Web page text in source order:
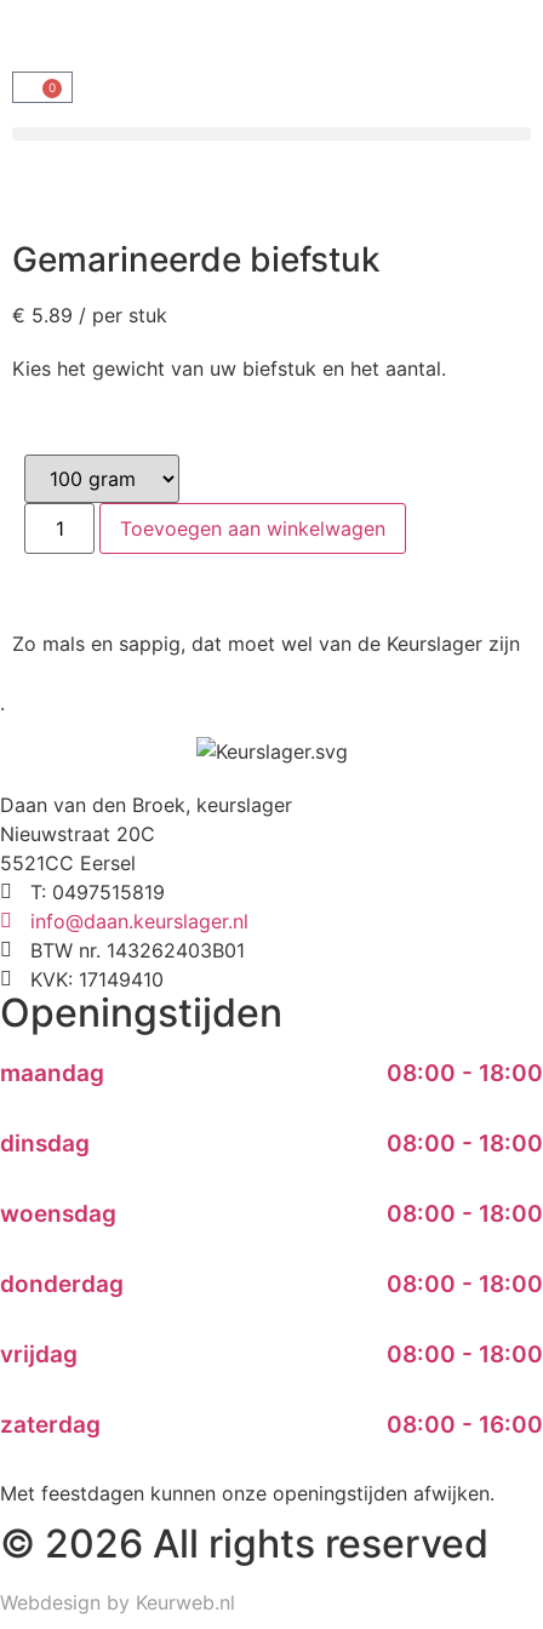
0
Gemarineerde biefstuk
€ 5.89 / per stuk
Kies het gewicht van uw biefstuk en het aantal.
Toevoegen aan winkelwagen
Zo mals en sappig, dat moet wel van de Keurslager zijn
.
Daan van den Broek, keurslager
Nieuwstraat 20C
5521CC Eersel
T: 0497515819
info@daan.keurslager.nl
BTW nr. 143262403B01
KVK: 17149410
Openingstijden
maandag 08:00 - 18:00
dinsdag 08:00 - 18:00
woensdag 08:00 - 18:00
donderdag 08:00 - 18:00
vrijdag 08:00 - 18:00
zaterdag 08:00 - 16:00
Met feestdagen kunnen onze openingstijden afwijken.
© 2026 All rights reserved
Webdesign by Keurweb.nl